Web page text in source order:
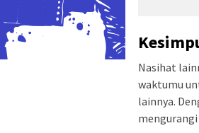
Nasihat
waktumu
lainnya.